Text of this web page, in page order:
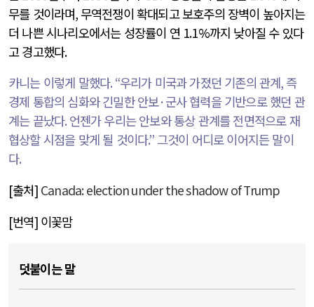
무를 것이라며, 무역전쟁이 확대되고 보호주의 장벽이 높아지는
더 나쁜 시나리오에서는 성장률이 연 1.1%까지 낮아질 수 있다
고 경고했다.
카니는 이렇게 말했다. “우리가 미국과 가졌던 기존의 관계, 즉
경제 통합의 심화와 긴밀한 안보· 군사 협력을 기반으로 했던 관
계는 끝났다. 언젠가 우리는 안보와 통상 관계를 전면적으로 재
협상할 시점을 맞게 될 것이다.” 그것이 어디로 이어지든 말이
다.
[출처] Canada: election under the shadow of Trump
[번역] 이꽃맘
덧붙이는 말